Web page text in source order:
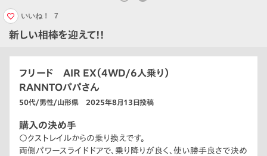
新しい相棒を迎えて!!
いいね！ 7
フリード AIR EX（4WD/6人乗り）
RANNTOパパさん
50代/男性/山形県 2025年8月13日投稿
購入の決め手
○クストレイルからの乗り換えです。
両側パワースライドドアで、乗り降りが良く、使い勝手良さで決め